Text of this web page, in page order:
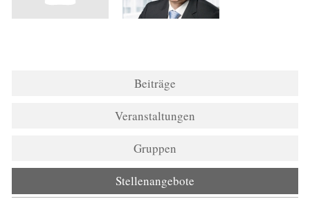
Beiträge
Veranstaltungen
Gruppen
Stellenangebote